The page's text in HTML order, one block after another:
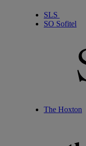
SLS
SO Sofitel
The Hoxton